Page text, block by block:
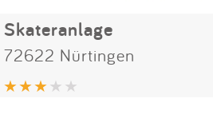
Skateranlage
72622 Nürtingen